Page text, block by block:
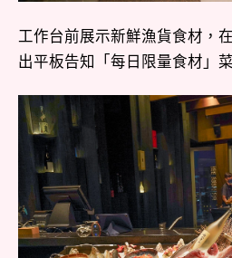
工作台前展示新鮮漁貨食材，
出平板告知「每日限量食材」